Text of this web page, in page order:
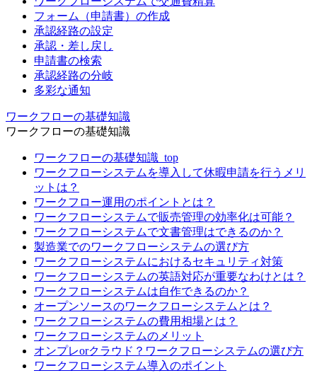
フォーム（申請書）の作成
承認経路の設定
承認・差し戻し
申請書の検索
承認経路の分岐
多彩な通知
ワークフローの基礎知識
ワークフローの基礎知識
ワークフローの基礎知識_top
ワークフローシステムを導入して休暇申請を行うメリ
ットは？
ワークフロー運用のポイントとは？
ワークフローシステムで販売管理の効率化は可能？
ワークフローシステムで文書管理はできるのか？
製造業でのワークフローシステムの選び方
ワークフローシステムにおけるセキュリティ対策
ワークフローシステムの英語対応が重要なわけとは？
ワークフローシステムは自作できるのか？
オープンソースのワークフローシステムとは？
ワークフローシステムの費用相場とは？
ワークフローシステムのメリット
オンプレorクラウド？ワークフローシステムの選び方
ワークフローシステム導入のポイント